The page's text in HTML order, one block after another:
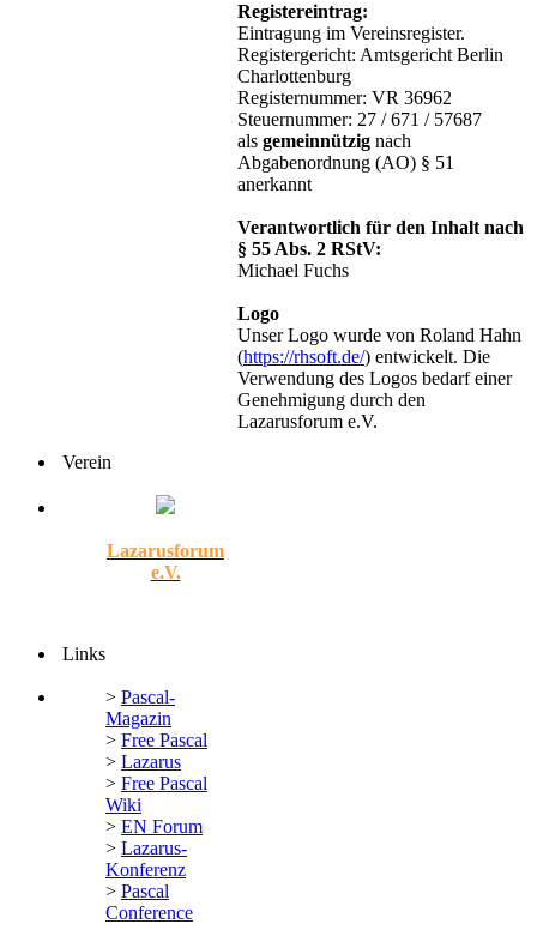
Registereintrag:
Eintragung im Vereinsregister.
Registergericht: Amtsgericht Berlin
Charlottenburg
Registernummer: VR 36962
Steuernummer: 27 / 671 / 57687
als gemeinnützig nach
Abgabenordnung (AO) § 51
anerkannt
Verantwortlich für den Inhalt nach
§ 55 Abs. 2 RStV:
Michael Fuchs
Logo
Unser Logo wurde von Roland Hahn
(https://rhsoft.de/) entwickelt. Die
Verwendung des Logos bedarf einer
Genehmigung durch den
Lazarusforum e.V.
Verein
Lazarusforum
e.V.
Links
> Pascal-
Magazin
> Free Pascal
> Lazarus
> Free Pascal
Wiki
> EN Forum
> Lazarus-
Konferenz
> Pascal
Conference